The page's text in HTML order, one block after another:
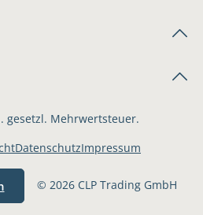
gesetzl. Mehrwertsteuer.
© 2026 CLP Trading GmbH
DatenschutzImpressum